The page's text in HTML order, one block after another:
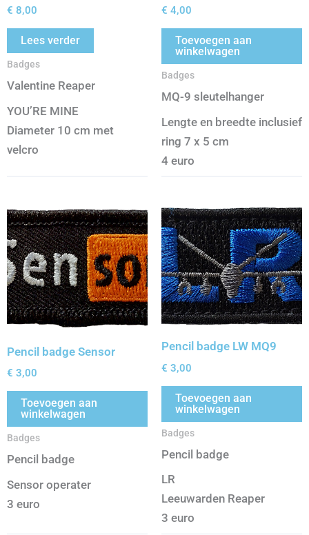
€ 8,00
Lees verder
Badges
Valentine Reaper
YOU’RE MINE
Diameter 10 cm met
velcro
€ 4,00
Toevoegen aan
winkelwagen
Badges
MQ-9 sleutelhanger
Lengte en breedte inclusief
ring 7 x 5 cm
4 euro
Pencil badge Sensor
€ 3,00
Toevoegen aan
winkelwagen
Badges
Pencil badge
Sensor operater
3 euro
Pencil badge LW MQ9
€ 3,00
Toevoegen aan
winkelwagen
Badges
Pencil badge
LR
Leeuwarden Reaper
3 euro